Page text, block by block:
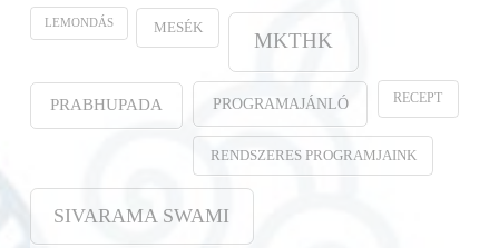
LEMONDÁS MESÉK
MKTHK
PRABHUPADA PROGRAMAJÁNLÓ RECEPT
RENDSZERES PROGRAMJAINK
SIVARAMA SWAMI